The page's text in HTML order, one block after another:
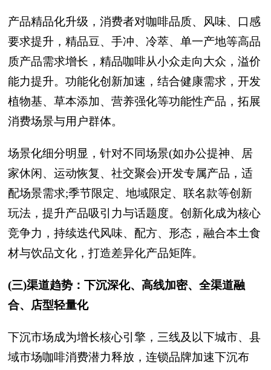
产品精品化升级，消费者对咖啡品质、风味、口感
要求提升，精品豆、手冲、冷萃、单一产地等高品
质产品需求增长，精品咖啡从小众走向大众，溢价
能力提升。功能化创新加速，结合健康需求，开发
植物基、草本添加、营养强化等功能性产品，拓展
消费场景与用户群体。
场景化细分明显，针对不同场景(如办公提神、居
家休闲、运动恢复、社交聚会)开发专属产品，适
配场景需求;季节限定、地域限定、联名款等创新
玩法，提升产品吸引力与话题度。创新化成为核心
竞争力，持续迭代风味、配方、形态，融合本土食
材与饮品文化，打造差异化产品矩阵。
(三)渠道趋势：下沉深化、高线加密、全渠道融
合、店型轻量化
下沉市场成为增长核心引擎，三线及以下城市、县
域市场咖啡消费潜力释放，连锁品牌加速下沉布